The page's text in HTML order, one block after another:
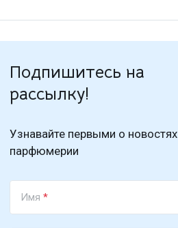
Подпишитесь на
рассылку!
Узнавайте первыми о новостях
парфюмерии
Имя *